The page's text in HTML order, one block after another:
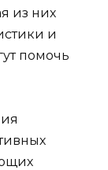
из них
и
помочь